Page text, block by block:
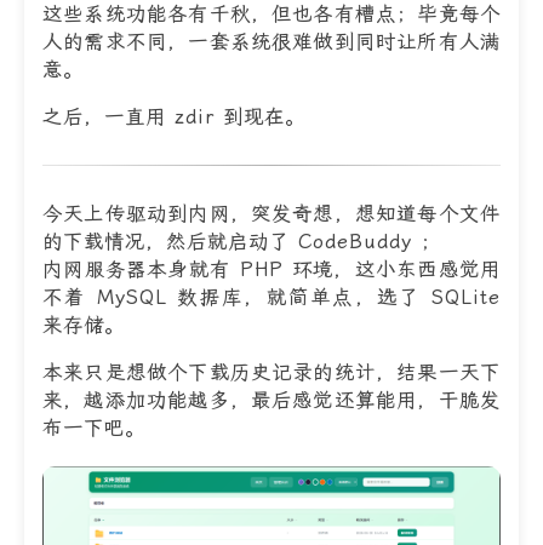
这些系统功能各有千秋，但也各有槽点；毕竟每个
人的需求不同，一套系统很难做到同时让所有人满
意。
之后，一直用 zdir 到现在。
今天上传驱动到内网，突发奇想，想知道每个文件
的下载情况，然后就启动了 CodeBuddy ；
内网服务器本身就有 PHP 环境，这小东西感觉用
不着 MySQL 数据库，就简单点，选了 SQLite
来存储。
本来只是想做个下载历史记录的统计，结果一天下
来，越添加功能越多，最后感觉还算能用，干脆发
布一下吧。